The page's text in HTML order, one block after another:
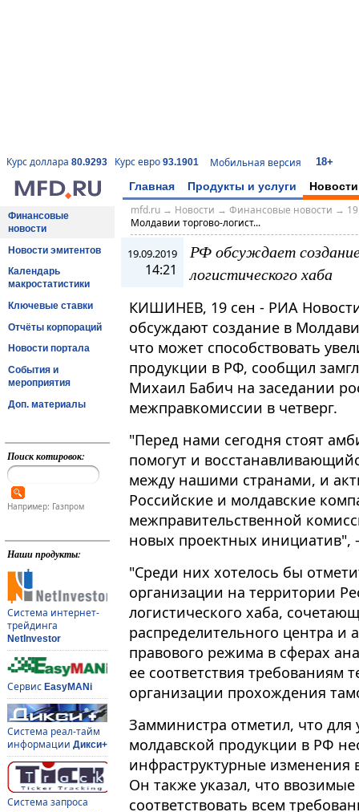
Курс доллара 80.9293 Курс евро 93.1901 Мобильная версия 18+
Главная Продукты и услуги Новости
Финансовые
новости
Новости эмитентов
Календарь
макростатистики
Ключевые ставки
Отчёты корпораций
Новости портала
События и
мероприятия
Доп. материалы
Поиск котировок:
Например: Газпром
Наши продукты:
Система интернет-
трейдинга
NetInvestor
Сервис EasyMANi
Система реал-тайм
информации Дикси+
Система запроса
mfd.ru→ Новости → Финансовые новости →
Молдавии торгово-логист...
19.09.2019
14:21
РФ обсуждает
логистического хаба
КИШИНЕВ, 19 сен - РИА
обсуждают создание в
что может способствовать
продукции в РФ, сообщил
Михаил Бабич на заседании
межправкомиссии в четверг.
"Перед нами сегодня стоят
помогут и
между нашими странами, и
Российские и молдавские
межправительственной
новых проектных инициатив",
"Среди них хотелось бы
организации на территории
логистического хаба,
распределительного центра
правового режима в сферах
ее соответствия требованиям
организации прохождения
Замминистра отметил, что
молдавской продукции в РФ
инфраструктурные изменения
Он также указал, что
соответствовать всем